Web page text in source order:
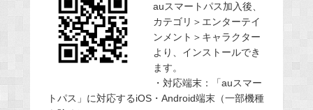
auスマートパス加入後、
カテゴリ＞エンターテイ
ンメント＞キャラクター
より、インストールでき
ます。
・対応端末：「auスマー
トパス」に対応するiOS・Android端末（一部機種